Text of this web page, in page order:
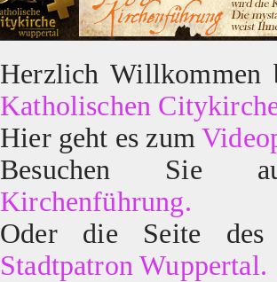
Herzlich
Katholischen
Hier geht es zum
Besuchen
Kirchenführung.
Oder die Seite des
Stadtpatron Wuppertal.